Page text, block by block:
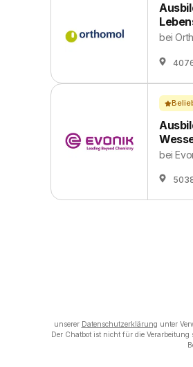
bei
bei
unserer Datenschutzerklärung unter
Der Chatbot ist nicht für die